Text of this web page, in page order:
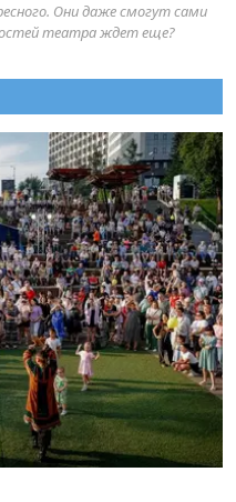
Они даже смогут сами
театра ждет еще?